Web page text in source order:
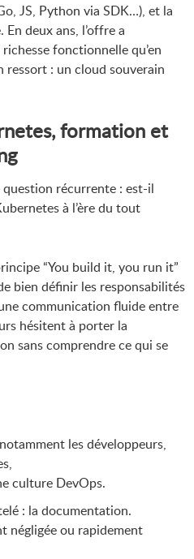
JS, Python via SDK…), et la
deux ans, l’offre a
fonctionnelle qu’en
ressort : un cloud souverain
formation et
question récurrente : est-il
à l’ère du tout
“You build it, you run it”
bien définir les responsabilités
communication fluide entre
hésitent à porter la
sans comprendre ce qui se
les développeurs,
culture DevOps.
: la documentation.
négligée ou rapidement